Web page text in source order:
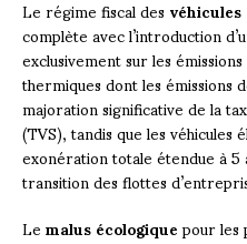
Le régime fiscal des
complète avec l’introduction
exclusivement sur les
thermiques dont les
majoration significative de la
(TVS), tandis que les
exonération totale étendue à
transition des flottes
Lemalus écologiquepour